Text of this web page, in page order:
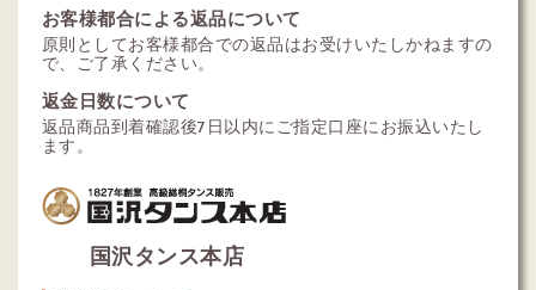
お客様都合による返品について
原則としてお客様都合での返品はお受けいたしかねますの
で、ご了承ください。
返金日数について
返品商品到着確認後7日以内にご指定口座にお振込いたし
ます。
国沢タンス本店